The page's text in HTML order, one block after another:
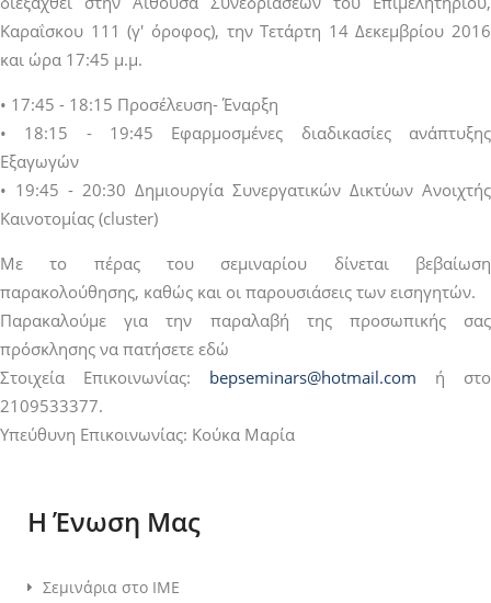
Καραΐσκου 111 (γ' όροφος), την Τετάρτη 14 Δεκεμβρίου 2016
και ώρα 17:45 μ.μ.
• 17:45 - 18:15 Προσέλευση- Έναρξη
• 18:15 - 19:45 Εφαρμοσμένες διαδικασίες ανάπτυξης
Εξαγωγών
• 19:45 - 20:30 Δημιουργία Συνεργατικών Δικτύων Ανοιχτής
Καινοτομίας (cluster)
Με το πέρας του σεμιναρίου δίνεται βεβαίωση
παρακολούθησης, καθώς και οι παρουσιάσεις των εισηγητών.
Παρακαλούμε για την παραλαβή της προσωπικής σας
πρόσκλησης να πατήσετε εδώ
Στοιχεία Επικοινωνίας: bepseminars@hotmail.com ή στο
2109533377.
Υπεύθυνη Επικοινωνίας: Κούκα Μαρία
Η Ένωση Μας
Σεμινάρια στο ΙΜΕ